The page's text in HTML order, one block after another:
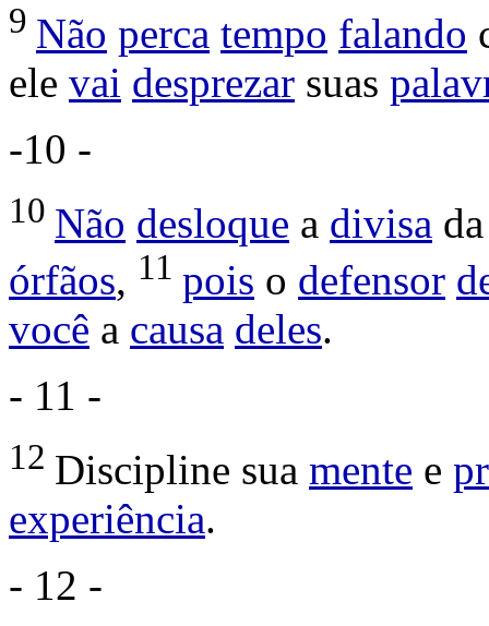
9 Não perca tempo falando
ele vai desprezar suas
-10 -
10 Não desloque a divisa
órfãos, 11 pois o defensor
você a causa deles.
- 11 -
12 Discipline sua mente e
experiência.
- 12 -